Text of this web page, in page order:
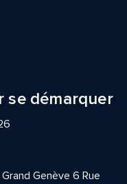
se démarquer
Genève 6 Rue